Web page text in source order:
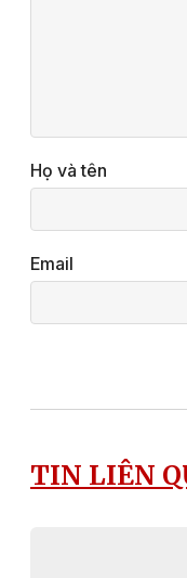
Họ và tên
Email
TIN LIÊN